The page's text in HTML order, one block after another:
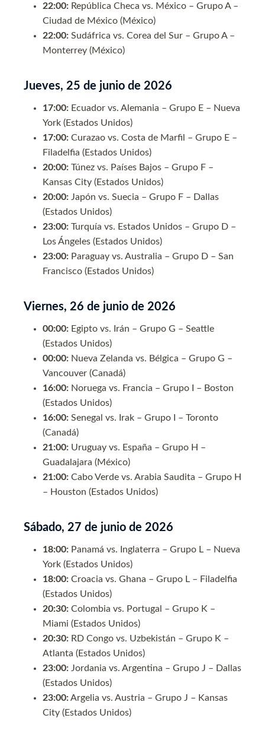
22:00: República Checa vs. México – Grupo A –
Ciudad de México (México)
22:00: Sudáfrica vs. Corea del Sur – Grupo A –
Monterrey (México)
Jueves, 25 de junio de 2026
17:00: Ecuador vs. Alemania – Grupo E – Nueva
York (Estados Unidos)
17:00: Curazao vs. Costa de Marfil – Grupo E –
Filadelfia (Estados Unidos)
20:00: Túnez vs. Países Bajos – Grupo F –
Kansas City (Estados Unidos)
20:00: Japón vs. Suecia – Grupo F – Dallas
(Estados Unidos)
23:00: Turquía vs. Estados Unidos – Grupo D –
Los Ángeles (Estados Unidos)
23:00: Paraguay vs. Australia – Grupo D – San
Francisco (Estados Unidos)
Viernes, 26 de junio de 2026
00:00: Egipto vs. Irán – Grupo G – Seattle
(Estados Unidos)
00:00: Nueva Zelanda vs. Bélgica – Grupo G –
Vancouver (Canadá)
16:00: Noruega vs. Francia – Grupo I – Boston
(Estados Unidos)
16:00: Senegal vs. Irak – Grupo I – Toronto
(Canadá)
21:00: Uruguay vs. España – Grupo H –
Guadalajara (México)
21:00: Cabo Verde vs. Arabia Saudita – Grupo H
– Houston (Estados Unidos)
Sábado, 27 de junio de 2026
18:00: Panamá vs. Inglaterra – Grupo L – Nueva
York (Estados Unidos)
18:00: Croacia vs. Ghana – Grupo L – Filadelfia
(Estados Unidos)
20:30: Colombia vs. Portugal – Grupo K –
Miami (Estados Unidos)
20:30: RD Congo vs. Uzbekistán – Grupo K –
Atlanta (Estados Unidos)
23:00: Jordania vs. Argentina – Grupo J – Dallas
(Estados Unidos)
23:00:Argelia vs. Austria – Grupo J – Kansas
City (Estados Unidos)